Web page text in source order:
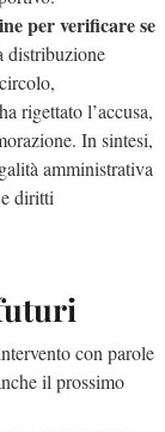
per verificare se
distribuzione
rigettato l’accusa,
In sintesi,
amministrativa
diritti
con parole
il prossimo